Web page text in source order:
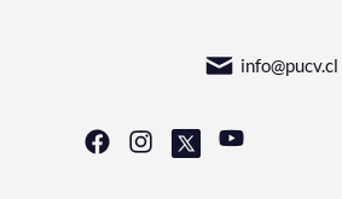
info@pucv.cl